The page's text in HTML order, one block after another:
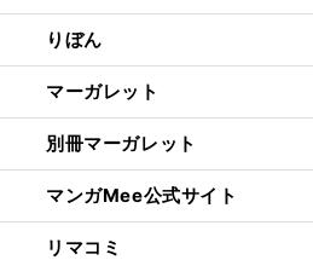
りぼん
マーガレット
別冊マーガレット
マンガMee公式サイト
リマコミ